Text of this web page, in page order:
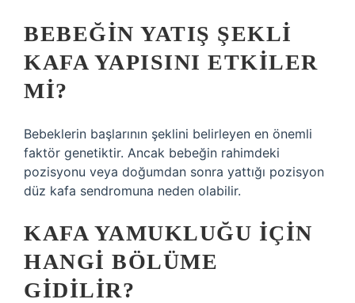
BEBEĞIN YATIŞ ŞEKLI
KAFA YAPISINI ETKILER
MI?
Bebeklerin başlarının şeklini belirleyen en önemli
faktör genetiktir. Ancak bebeğin rahimdeki
pozisyonu veya doğumdan sonra yattığı pozisyon
düz kafa sendromuna neden olabilir.
KAFA YAMUKLUĞU IÇIN
HANGI BÖLÜME
GIDILIR?